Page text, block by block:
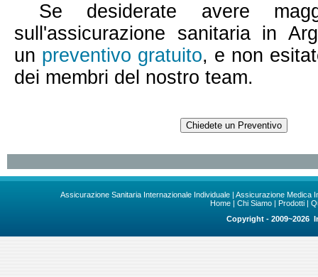
Se desiderate avere
sull'assicurazione sanitaria in
un preventivo gratuito, e non
dei membri del nostro team.
Assicurazione Sanitaria Internazionale Individuale | Assicurazione Medica
Home |Chi Siamo |Prodotti |
Copyright - 2009~2026